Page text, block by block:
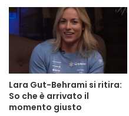
Lara Gut-Behrami si ritira:
So che è arrivato il
momento giusto